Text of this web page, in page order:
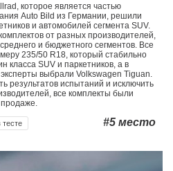
которое является частью
Auto Bild из Германии, решили
и автомобилей сегмента SUV.
от разных производителей,
и бюджетного сегментов. Все
235/50 R18, который стабильно
класса SUV и паркетников, а в
выбрали Volkswagen Tiguan.
результатов испытаний и исключить
все комплекты были
тесте #5 место